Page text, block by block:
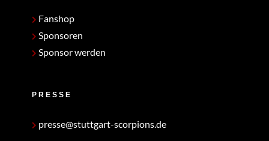
Fanshop
Sponsoren
Sponsor werden
PRESSE
presse@stuttgart-scorpions.de